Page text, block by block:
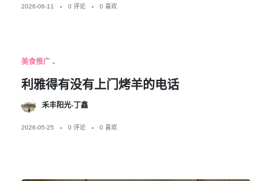
国也能吃到家乡小吃需要的可以加微信私
2026-06-11 0 评论 0 喜欢
美食推广
利雅得有没有上门烤羊的电话
禾丰阳光-丁鑫
2026-05-25 0 评论 0 喜欢